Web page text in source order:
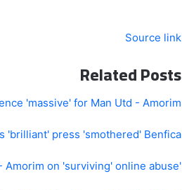
Source link
Related Posts
'massive' for Man Utd - Amorim
'brilliant' press 'smothered' Benfica
'Nowadays it's normal' - Amorim on 'surviving' online abuse